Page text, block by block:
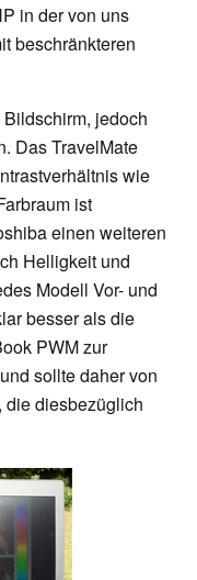
in der von uns
beschränkteren
jedoch
Das TravelMate
wie
ist
einen weiteren
Helligkeit und
Modell Vor- und
besser als die
PWM zur
sollte daher von
die diesbezüglich